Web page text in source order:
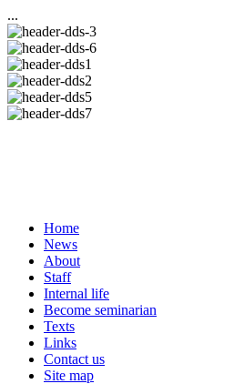
...
Home
News
About
Staff
Internal life
Become seminarian
Texts
Links
Contact us
Site map